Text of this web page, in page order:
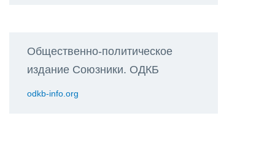
Общественно-политическое
издание Союзники. ОДКБ
odkb-info.org